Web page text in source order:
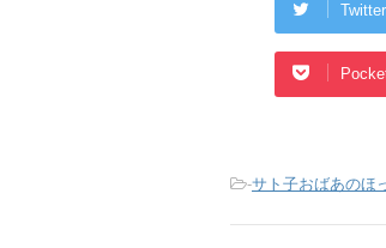
Twitter
-サト子おばあのほ